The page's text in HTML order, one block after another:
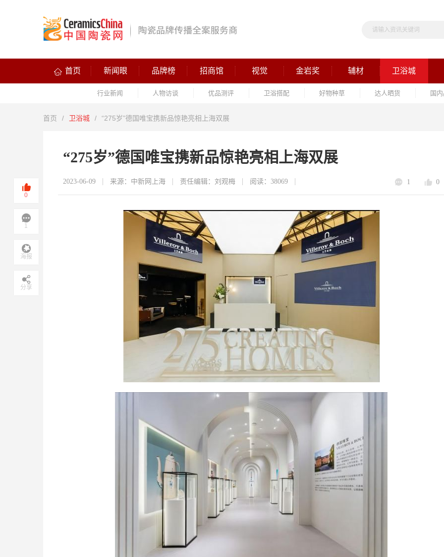
首页 新闻眼 品牌榜 招商馆 视觉 金岩奖 辅材 卫浴城
行业新闻 人物访谈 优品测评 卫浴搭配 好物种草 达人晒货 国
首页 / 卫浴城 / “275岁”德国唯宝携新品惊艳亮相上海双展
“275岁”德国唯宝携新品惊艳亮相上海双展
2023-06-09 来源：中新网上海 责任编辑：刘观梅 阅读：38069 1 0
0
1
海报
分享